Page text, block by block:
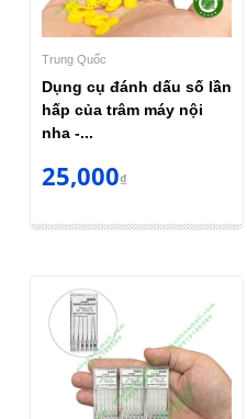
Trung Quốc
Dụng cụ đánh dấu số lần
hấp của trâm máy nội
nha -...
25,000₫